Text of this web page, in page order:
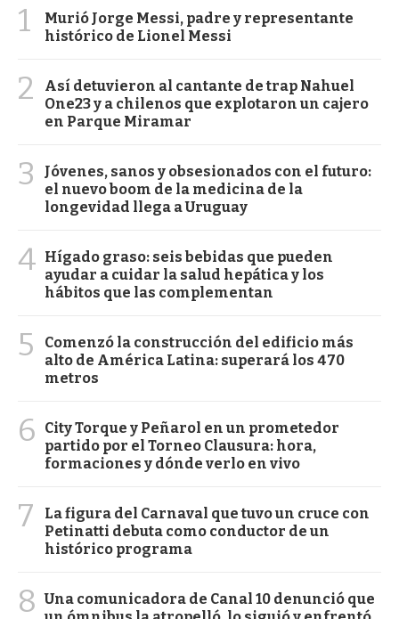
1
Murió Jorge Messi, padre y representante
histórico de Lionel Messi
2
Así detuvieron al cantante de trap Nahuel
One23 y a chilenos que explotaron un cajero
en Parque Miramar
3
Jóvenes, sanos y obsesionados con el futuro:
el nuevo boom de la medicina de la
longevidad llega a Uruguay
4 Hígado graso: seis bebidas que pueden
ayudar a cuidar la salud hepática y los
hábitos que las complementan
5
Comenzó la construcción del edificio más
alto de América Latina: superará los 470
metros
6
City Torque y Peñarol en un prometedor
partido por el Torneo Clausura: hora,
formaciones y dónde verlo en vivo
7
La figura del Carnaval que tuvo un cruce con
Petinatti debuta como conductor de un
histórico programa
8 Una comunicadora de Canal 10 denunció que